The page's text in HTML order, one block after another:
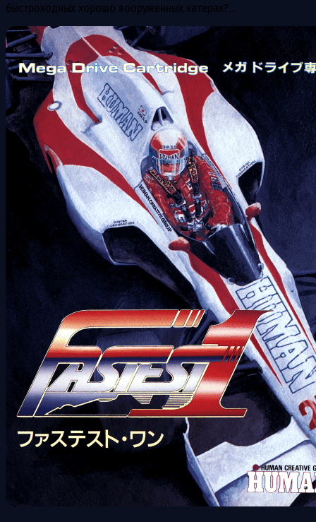
быстроходных хорошо вооруженных катерах?…